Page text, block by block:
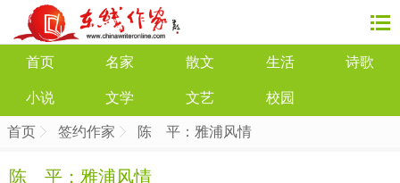
首页 名家 散文 生活 诗歌
小说 文学 文艺 校园
首页 签约作家 陈 平：雅浦风情
陈 平：雅浦风情